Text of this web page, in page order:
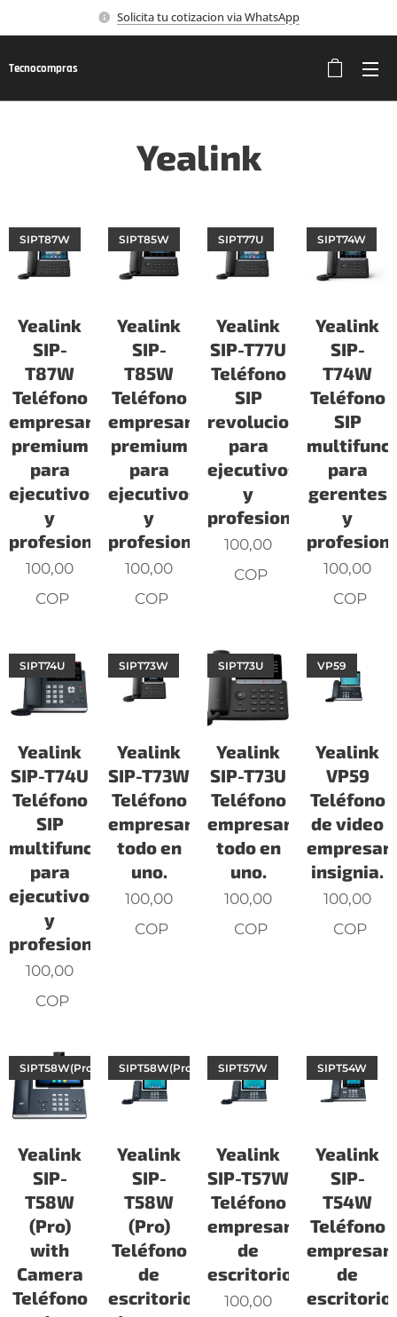
Solicita tu cotizacion via WhatsApp
Tecnocompras
Yealink
Yealink
SIP-
T87W
Teléfono
empresarial
premium
para
ejecutivos
y
profesionales.
SIPT87W
100,00
COP
Yealink
SIP-
T85W
Teléfono
empresarial
premium
para
ejecutivos
y
profesionales.
SIPT85W
100,00
COP
Yealink
SIP-T77U
Teléfono
SIP
revolucionario
para
ejecutivos
y
profesionales.
SIPT77U
100,00
COP
Yealink
SIP-
T74W
Teléfono
SIP
para
gerentes
y
SIPT74W
100,00
COP
Yealink
SIP-T74U
Teléfono
SIP
multifuncional
para
ejecutivos
y
profesionales.
SIPT74U
100,00
COP
Yealink
SIP-T73W
Teléfono
empresarial
todo en
uno.
SIPT73W
100,00
COP
Yealink
SIP-T73U
Teléfono
empresarial
todo en
uno.
SIPT73U
100,00
COP
Yealink
VP59
Teléfono
de video
insignia.
VP59
100,00
COP
Yealink
SIP-
T58W
(Pro)
with
Camera
Teléfono
SIPT58W(Pro)withCamera
Yealink
SIP-
T58W
(Pro)
Teléfono
de
escritorio
SIPT58W(Pro)
Yealink
SIP-T57W
Teléfono
empresarial
de
escritorio.
SIPT57W
100,00
Yealink
SIP-
T54W
Teléfono
de
escritorio.
SIPT54W